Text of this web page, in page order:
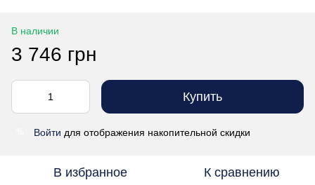
В наличии
3 746 грн
Купить
Войти для отображения накопительной скидки
В избранное К сравнению